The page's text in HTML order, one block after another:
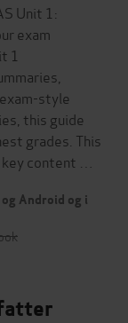
Unit 1:
exam
1
style
this guide
grades. This
content …
Android og i